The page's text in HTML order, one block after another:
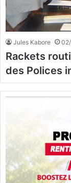
Jules Kabore
Rackets
des Polices